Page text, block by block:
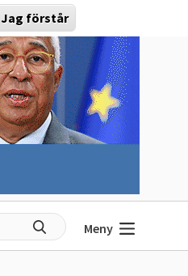
Jag förstår
Meny